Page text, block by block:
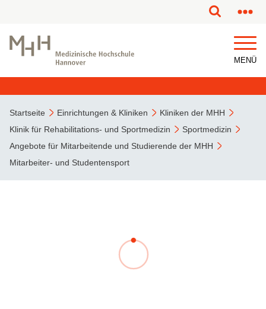
MENÜ
Startseite Einrichtungen & Kliniken
Kliniken der MHH
Klinik für Rehabilitations- und Sportmedizin
Sportmedizin
Angebote für Mitarbeitende und Studierende der MHH
Mitarbeiter- und Studentensport